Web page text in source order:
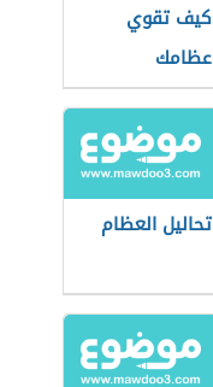
كيف تقوي
عظامك
تحاليل العظام